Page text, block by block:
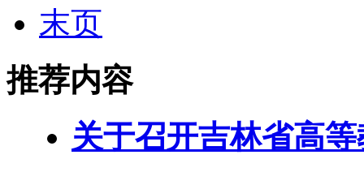
末页
推荐内容
关于召开吉林省高